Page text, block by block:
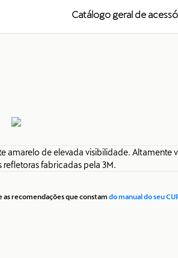
Catálogo geral de
amarelo de elevada visibilidade. Altamente
fabricadas pela 3M.
as recomendações que constam do manual do seu